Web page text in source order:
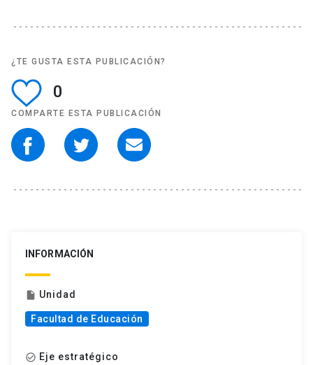
¿TE GUSTA ESTA PUBLICACIÓN?
0
COMPARTE ESTA PUBLICACIÓN
INFORMACIÓN
insert_drive_file Unidad
Facultad de Educación
check_circle_outline Eje estratégico